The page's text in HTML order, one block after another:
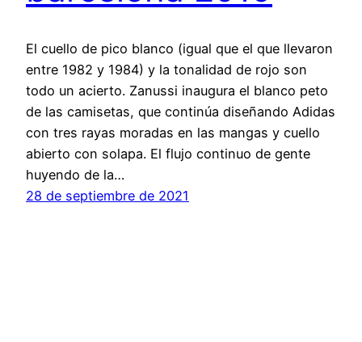
El cuello de pico blanco (igual que el que llevaron
entre 1982 y 1984) y la tonalidad de rojo son
todo un acierto. Zanussi inaugura el blanco peto
de las camisetas, que continúa diseñando Adidas
con tres rayas moradas en las mangas y cuello
abierto con solapa. El flujo continuo de gente
huyendo de la…
28 de septiembre de 2021